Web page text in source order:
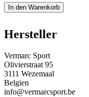
In den Warenkorb
Hersteller
Vermarc Sport
Olivierstraat 95
3111 Wezemaal
Belgien
info@vermarcsport.be